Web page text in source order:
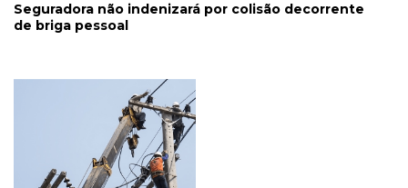
Seguradora não indenizará por colisão decorrente
de briga pessoal